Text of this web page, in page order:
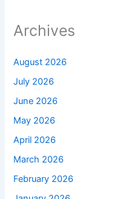
Archives
August 2026
July 2026
June 2026
May 2026
April 2026
March 2026
February 2026